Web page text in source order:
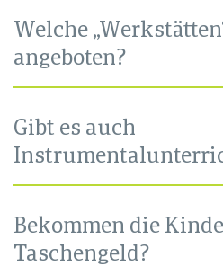
Welche
angeboten?
Gibt es auch
Bekommen die
Taschengeld?